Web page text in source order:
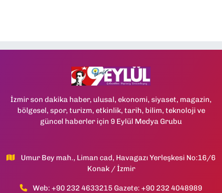
İzmir son dakika haber, ulusal, ekonomi, siyaset, magazin,
bölgesel, spor, turizm, etkinlik, tarih, bilim, teknoloji ve
güncel haberler için 9 Eylül Medya Grubu
Umur Bey mah., Liman cad, Havagazı Yerleşkesi No:16/6
Konak / İzmir
Web: +90 232 4633215 Gazete: +90 232 4048989